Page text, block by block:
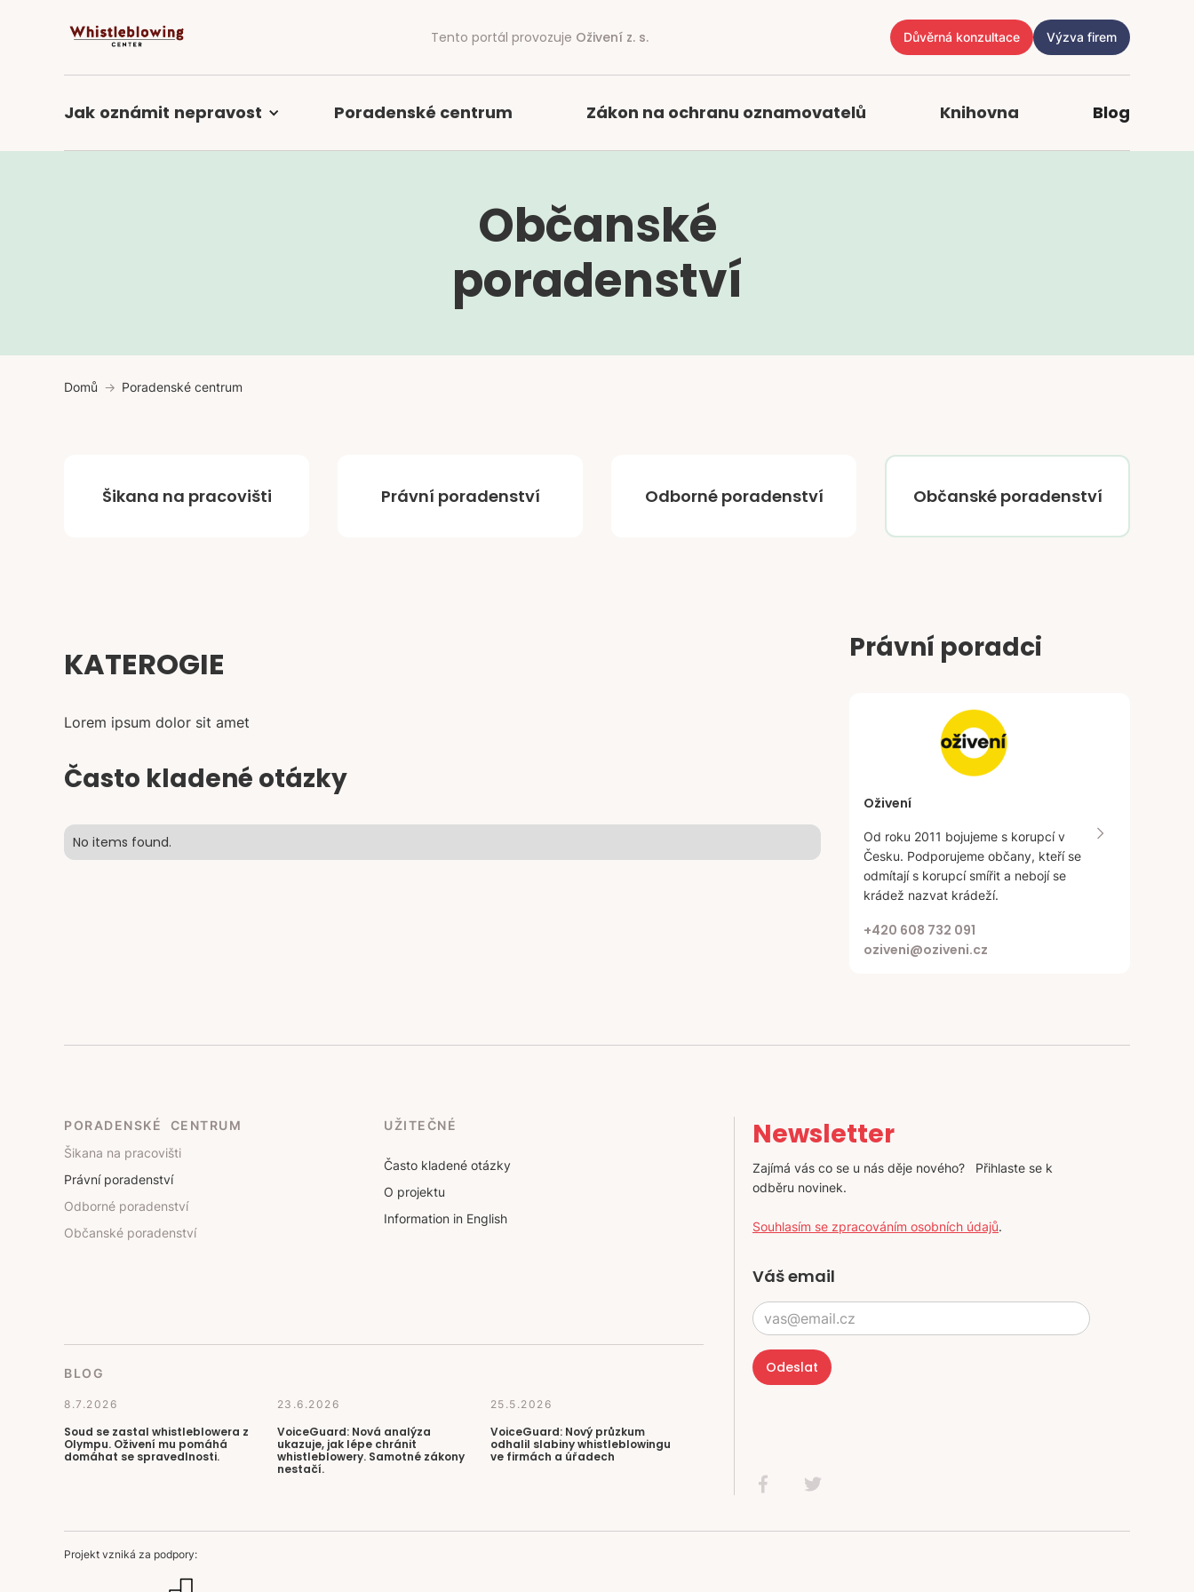
Tento portál provozuje Oživení z. s. Důvěrná konzultace Výzva firem
Jak oznámit nepravost Poradenské centrum Zákon na ochranu oznamovatelů Knihovna Blog
Občanské
poradenství
Domů Poradenské centrum
Šikana na pracovišti Právní poradenství Odborné poradenství Občanské poradenství
KATEROGIE
Lorem ipsum dolor sit amet
Často kladené otázky
No items found.
Právní poradci
Oživení
Od roku 2011 bojujeme s korupcí v
Česku. Podporujeme občany, kteří se
odmítají s korupcí smířit a nebojí se
krádež nazvat krádeží.
+420 608 732 091
oziveni@oziveni.cz
PORADENSKÉ CENTRUM
Šikana na pracovišti
Právní poradenství
Odborné poradenství
Občanské poradenství
UŽITEČNÉ
Často kladené otázky
O projektu
Information in English
BLOG
8.7.2026
Soud se zastal whistleblowera z
Olympu. Oživení mu pomáhá
domáhat se spravedlnosti.
23.6.2026
VoiceGuard: Nová analýza
ukazuje, jak lépe chránit
whistleblowery. Samotné zákony
nestačí.
25.5.2026
VoiceGuard: Nový průzkum
odhalil slabiny whistleblowingu
ve firmách a úřadech
Newsletter
Zajímá vás co se u nás děje nového? Přihlaste se k
odběru novinek.
Souhlasím se zpracováním osobních údajů.
Váš email
Projekt vzniká za podpory: